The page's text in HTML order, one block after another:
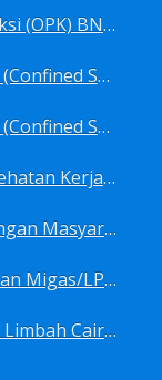
Sertifikasi Kepala Operasi Produksi (OPK) BNSP
Sertifikasi Kerja Ruang Terbatas (Confined Spaces)-Ahli Muda Ruang Terbatas (AMURT/Supervisor) BNSP
Sertifikasi Kerja Ruang Terbatas (Confined Spaces)-Teknisi Ruang Terbatas (TRT/Entrants) BNSP
Sertifikasi Keselamatan Dan Kesehatan Kerja BNSP
Sertifikasi Kualifikasi Pengembangan Masyarakat BNSP
Sertifikasi Laboratorium Pengujian Migas/LPM BNSP
Sertifikasi Limbah Padat Dan B3, Limbah Cair BNSP